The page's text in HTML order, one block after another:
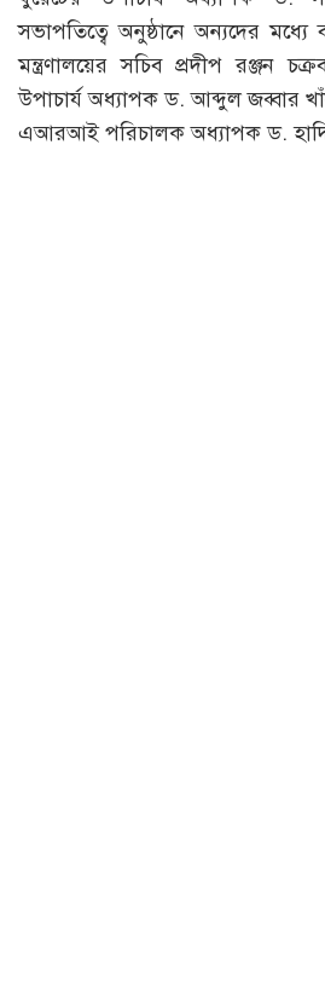
সভাপতিত্বে অনুষ্ঠানে অন্যদের মধ্যে
মন্ত্রণালয়ের সচিব প্রদীপ রঞ্জন
উপাচার্য অধ্যাপক ড. আব্দুল জব্বার
এআরআই পরিচালক অধ্যাপক ড.